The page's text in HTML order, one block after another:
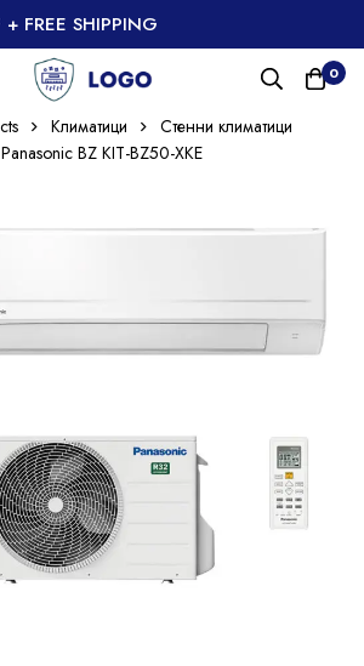
FREE SHIPPING
0
Климатици
Стенни климатици
Panasonic BZ KIT-BZ50-XKE